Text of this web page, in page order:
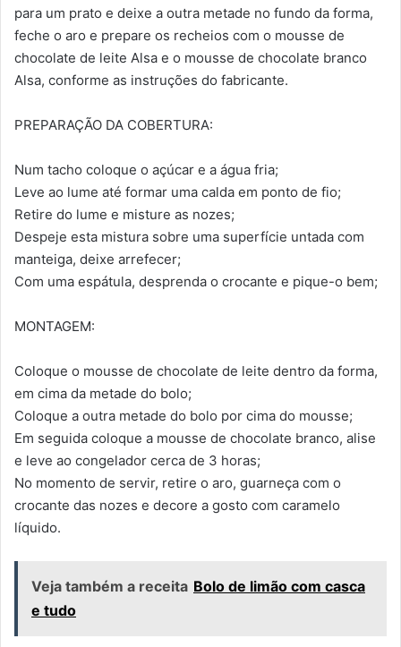
para um prato e deixe a outra metade no fundo da forma,
feche o aro e prepare os recheios com o mousse de
chocolate de leite Alsa e o mousse de chocolate branco
Alsa, conforme as instruções do fabricante.
PREPARAÇÃO DA COBERTURA:
Num tacho coloque o açúcar e a água fria;
Leve ao lume até formar uma calda em ponto de fio;
Retire do lume e misture as nozes;
Despeje esta mistura sobre uma superfície untada com
manteiga, deixe arrefecer;
Com uma espátula, desprenda o crocante e pique-o bem;
MONTAGEM:
Coloque o mousse de chocolate de leite dentro da forma,
em cima da metade do bolo;
Coloque a outra metade do bolo por cima do mousse;
Em seguida coloque a mousse de chocolate branco, alise
e leve ao congelador cerca de 3 horas;
No momento de servir, retire o aro, guarneça com o
crocante das nozes e decore a gosto com caramelo
líquido.
Veja também a receita Bolo de limão com casca
e tudo